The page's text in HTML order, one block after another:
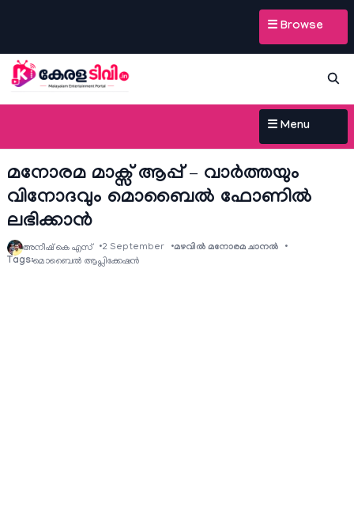
☰ Browse
☰ Menu
മനോരമ മാക്സ് ആപ്പ് – വാര്‍ത്തയും
വിനോദവും മൊബൈല്‍ ഫോണില്‍
ലഭിക്കാന്‍
അനീഷ്‌ കെ എസ് 2 September
മഴവിൽ മനോരമ ചാനല്‍
Tags:മൊബൈൽ ആപ്ലിക്കേഷൻ